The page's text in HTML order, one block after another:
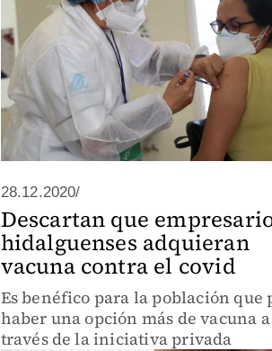
28.12.2020/
Descartan que
hidalguenses adquieran
vacuna contra el covid
Es benéfico para la población que
haber una opción más de vacuna a
través de la iniciativa privada